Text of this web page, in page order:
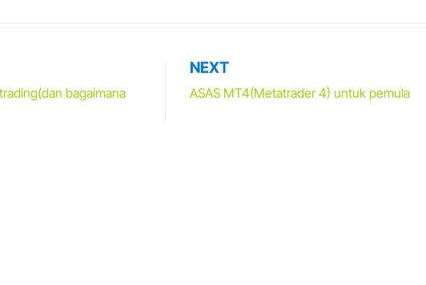
bagaimana
NEXT
ASAS MT4(Metatrader 4) untuk pemula